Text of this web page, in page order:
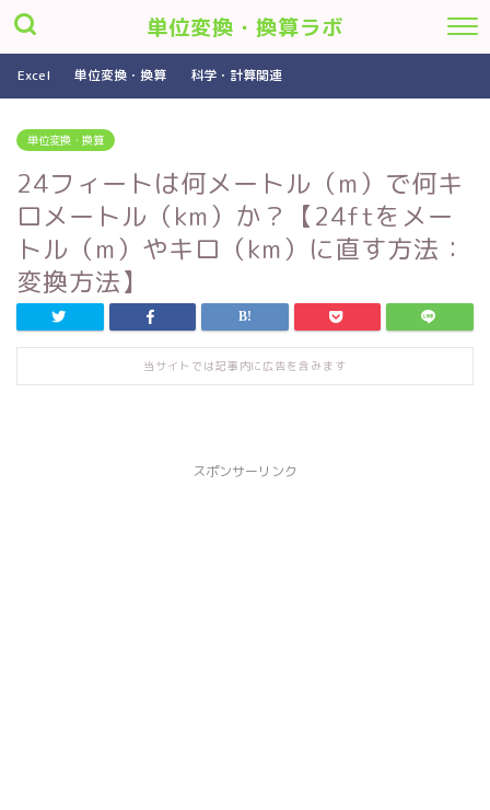
単位変換・換算ラボ
Excel 単位変換・換算 科学・計算関連
単位変換・換算
24フィートは何メートル（m）で何キ
ロメートル（km）か？【24ftをメー
トル（m）やキロ（km）に直す方法：
変換方法】
当サイトでは記事内に広告を含みます
スポンサーリンク